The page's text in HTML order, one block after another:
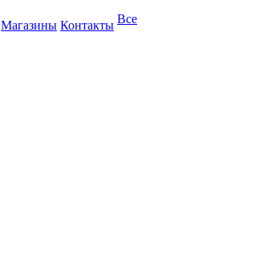
Магазины Контакты Все